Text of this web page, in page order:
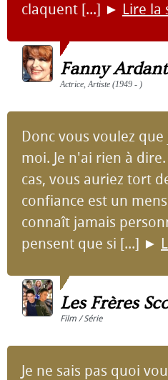
claquent [...] ► Lire la
Fanny Ardant
Actrice, Artiste (1949 - )
Donc vous voulez
moi. Je n'ai rien à
cas, vous auriez tort
confiance est un
connaît jamais
pensent que si [...] ►
Les Frères
Film / Série
Je ne sais pas quoi